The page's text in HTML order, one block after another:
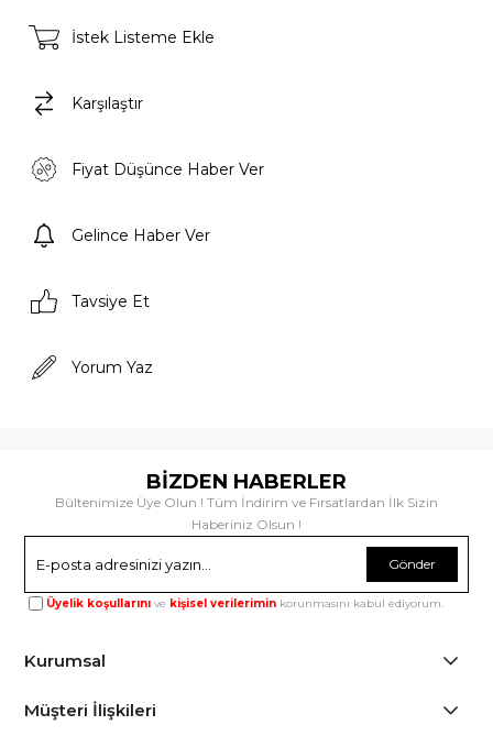
İstek Listeme Ekle
Karşılaştır
Fiyat Düşünce Haber Ver
Gelince Haber Ver
Tavsiye Et
Yorum Yaz
BİZDEN HABERLER
Bültenimize Üye Olun ! Tüm İndirim ve Fırsatlardan İlk Sizin
Haberiniz Olsun !
Gönder
Üyelik koşullarını ve kişisel verilerimin korunmasını kabul ediyorum.
Kurumsal
Müşteri İlişkileri